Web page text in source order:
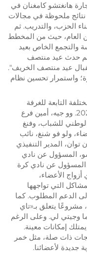
هانغتشو كامغنان في
والتي حققت نتائج ملحوظة في مجالات
الحزب، والتدريب. ثم
العام، حيث من المخطط
والتجمع الخاص بعيد
حدث عيد منتصف
عيد منتصف الخريف".
واستمرار تحسين نظام
التابعة للغرفة
التجارية عرضًا لوضع العمل وخطط عام 2025. وو جيه، أمين فرع
للشباب، وفنغ
ولو فو شنغ، نائب
توان، المدير التنفيذي
المسؤول عن نادي
عن نادي كرة
الأعضاء،
التي تواجهها
إلى الدعم المطلوب. كما
مشروعًا يتعلق بـ«تاي
وجيتي لي. وعلى الرغم
إمكانات معينة.
ذات صلة، مثل خمر
لأعضائنا.